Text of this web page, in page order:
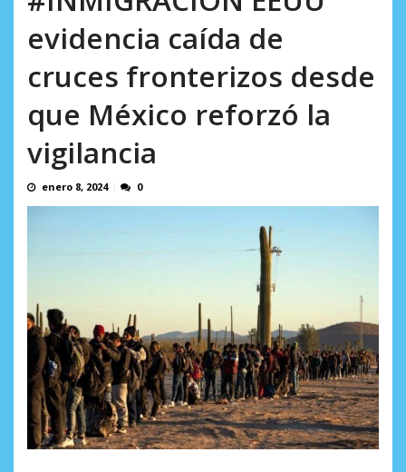
evidencia caída de
cruces fronterizos desde
que México reforzó la
vigilancia
enero 8, 2024 0